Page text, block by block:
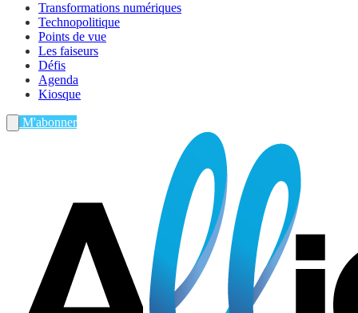
Transformations numériques
Technopolitique
Points de vue
Les faiseurs
Défis
Agenda
Kiosque
M'abonner